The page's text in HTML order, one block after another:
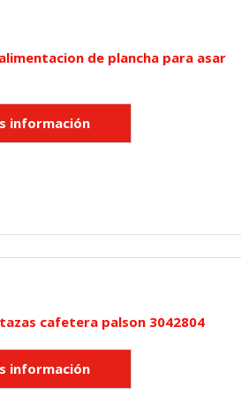
de plancha para asar
cafetera palson 3042804
y no se pueden desactivar en
alguna áreas del sitio no
para poder evaluar el
y cómo los visitantes navegan por el